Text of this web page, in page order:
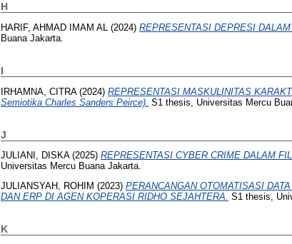
H
HARIF, AHMAD IMAM AL (2024) REPRESENTASI DEPRESI
Buana Jakarta.
I
IRHAMNA, CITRA(2024) REPRESENTASI MASKULINITAS
Semiotika Charles Sanders Peirce). S1 thesis, Universitas Mercu
J
JULIANI, DISKA(2025) REPRESENTASI CYBER CRIME DALAM
Universitas Mercu Buana Jakarta.
JULIANSYAH, ROHIM (2023) PERANCANGAN OTOMATISASI
DAN ERP DI AGEN KOPERASI RIDHO SEJAHTERA. S1 thesis,
K